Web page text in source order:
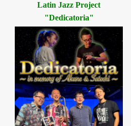
Latin Jazz Project
"Dedicatoria"